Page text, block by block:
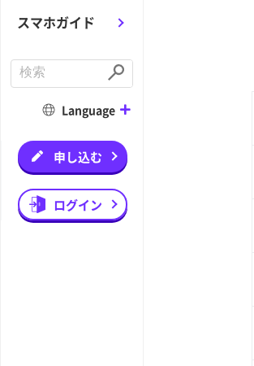
スマホガイド
n
S
u
m
t
Language
申し込む
ログイン